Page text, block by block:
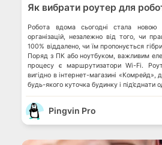
Як вибрати роутер для
Робота вдома сьогодні стала новою
організацій, незалежно від того, чи
100% віддалено, чи їм пропонується
Поряд з ПК або ноутбуком, важливим
процесу є маршрутизатори Wi-Fi.
вигідно в інтернет-магазині
будь-якого куточка будинку і під’єднати
Pingvin Pro